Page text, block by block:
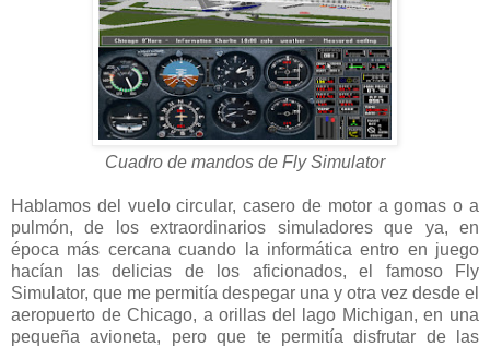
Cuadro de mandos de Fly Simulator
Hablamos del vuelo circular, casero de motor a gomas o a
pulmón, de los extraordinarios simuladores que ya, en
época más cercana cuando la informática entro en juego
hacían las delicias de los aficionados, el famoso Fly
Simulator, que me permitía despegar una y otra vez desde el
aeropuerto de Chicago, a orillas del lago Michigan, en una
pequeña avioneta, pero que te permitía disfrutar de las